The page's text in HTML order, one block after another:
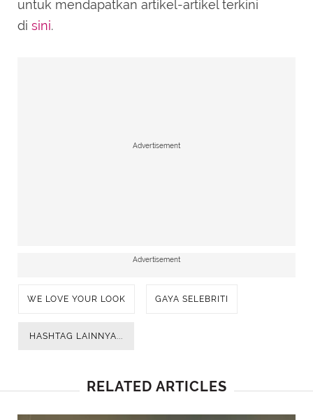
untuk mendapatkan artikel-artikel terkini
di sini.
Advertisement
Advertisement
WE LOVE YOUR LOOK GAYA SELEBRITI
HASHTAG LAINNYA...
RELATED ARTICLES